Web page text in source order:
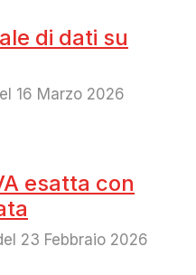
di dati su
16 Marzo 2026
esatta con
23 Febbraio 2026